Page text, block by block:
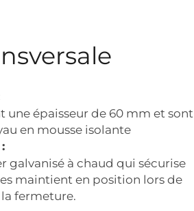
une épaisseur de 60 mm et sont
en mousse isolante
galvanisé à chaud qui sécurise
maintient en position lors de
la fermeture.